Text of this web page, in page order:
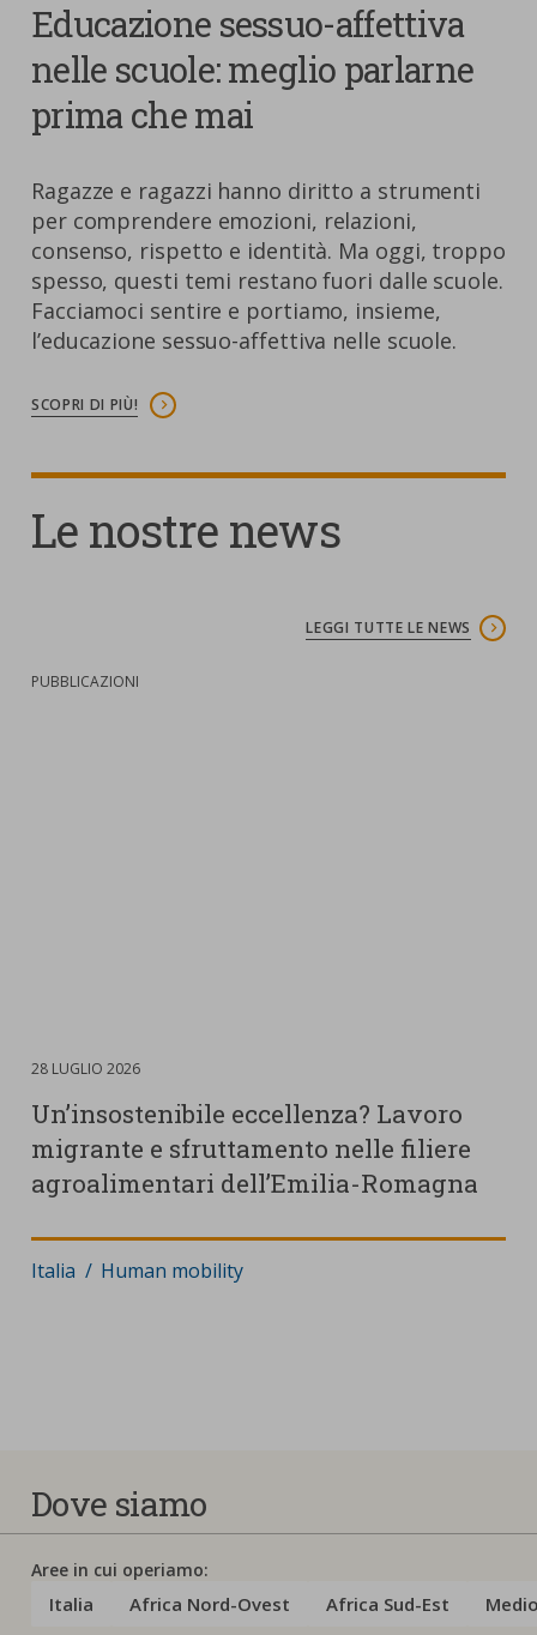
Educazione sessuo-affettiva
nelle scuole: meglio parlarne
prima che mai
Ragazze e ragazzi hanno diritto a strumenti
per comprendere emozioni, relazioni,
consenso, rispetto e identità. Ma oggi, troppo
spesso, questi temi restano fuori dalle scuole.
Facciamoci sentire e portiamo, insieme,
l’educazione sessuo-affettiva nelle scuole.
SCOPRI DI PIÙ!
Le nostre news
LEGGI TUTTE LE NEWS
:PUBBLICAZIONI
DATA:
28 LUGLIO 2026
Un’insostenibile eccellenza? Lavoro
migrante e sfruttamento nelle filiere
agroalimentari dell’Emilia-Romagna
Dove
Italia Ambito di cambiamento
Human mobility
Dove siamo
Aree in cui operiamo:
Italia Africa Nord-Ovest Africa Sud-Est